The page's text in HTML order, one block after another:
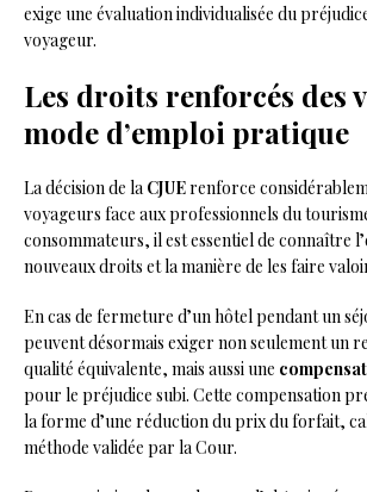
exige une évaluation individualisée du
voyageur.
Les droits renforcés des
mode d’emploi pratique
La décision de la CJUErenforce
voyageurs face aux professionnels du
consommateurs, il est essentiel de connaître
nouveaux droits et la manière de les faire
En cas de fermeture d’un hôtel pendant un
peuvent désormais exiger non seulement un
qualité équivalente, mais aussi une
pour le préjudice subi. Cette compensation
la forme d’une réduction du prix du forfait,
méthode validée par la Cour.